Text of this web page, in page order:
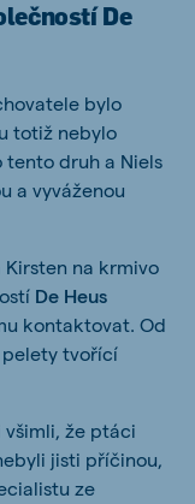
De
bylo
totiž nebylo
druh a Niels
a vyváženou
Kirsten na krmivo
De Heus
kontaktovat. Od
pelety tvořící
všimli, že ptáci
jisti příčinou,
ze